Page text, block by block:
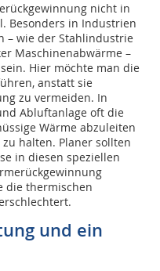
nicht in
Besonders in Industrien
– wie der Stahlindustrie
Maschinenabwärme –
Hier möchte man die
anstatt sie
zu vermeiden. In
Abluftanlage oft die
Wärme abzuleiten
halten. Planer sollten
in diesen speziellen
die thermischen
und ein